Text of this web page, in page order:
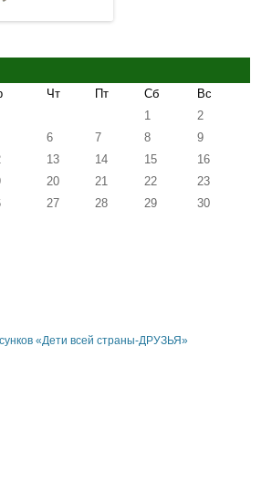
Чт Пт Сб Вс
1
2
6 7 8
9
13 14 15
16
20 21 22
23
27 28 29
30
«Дети всей страны-ДРУЗЬЯ»